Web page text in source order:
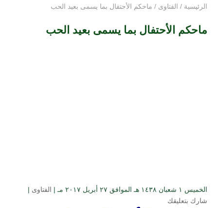
الرئيسية / الفتاوى / ماحكم الأحتفال بما يسمى بعيد الحب
ماحكم الأحتفال بما يسمى بعيد الحب
الخميس ۱ شعبان ۱٤۳۸ هـ الموافق ۲۷ أبريل ۲۰۱۷ مـ | الفتاوى |
شارك بتعليقك